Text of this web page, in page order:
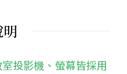
投影機、螢幕皆採用